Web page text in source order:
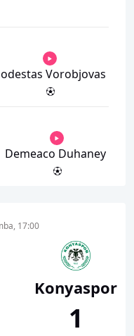
Vorobjovas
Demeaco Duhaney
17:00
Konyaspor
1